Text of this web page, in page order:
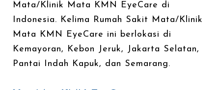
Mata/Klinik Mata KMN EyeCare di
Indonesia. Kelima Rumah Sakit Mata/Klinik
Mata KMN EyeCare ini berlokasi di
Kemayoran, Kebon Jeruk, Jakarta Selatan,
Pantai Indah Kapuk, dan Semarang.